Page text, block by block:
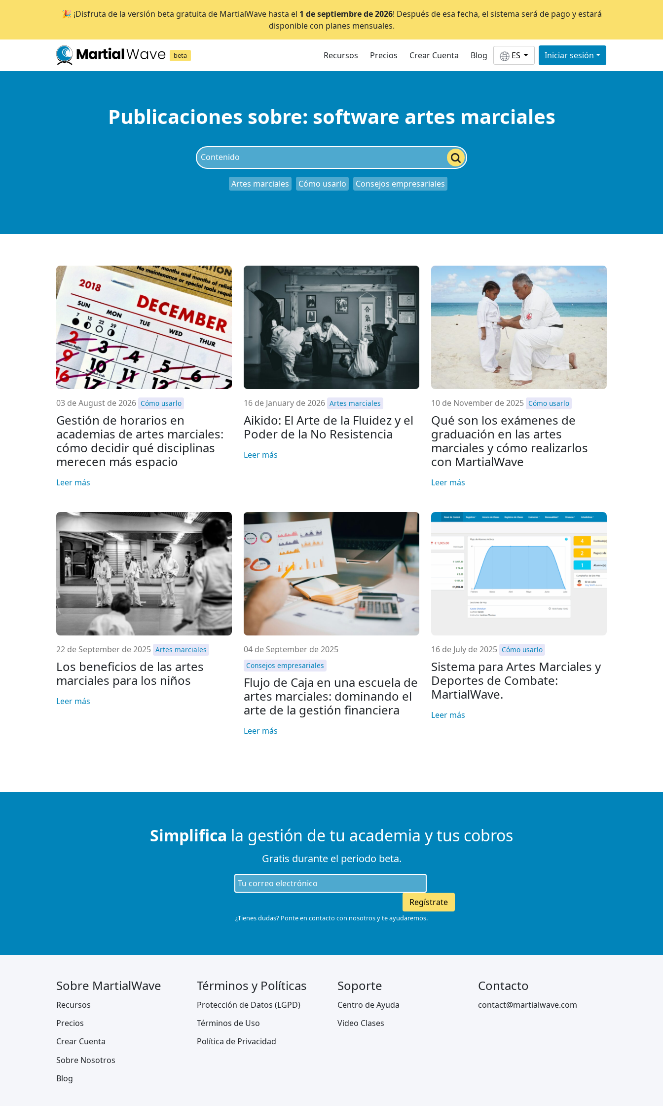
🎉 ¡Disfruta de la versión beta gratuita de MartialWave hasta el 1 de septiembre de 2026! Después de esa fecha, el sistema será de pago y estará
disponible con planes mensuales.
beta Recursos Precios Crear Cuenta Blog ES Iniciar sesión
Publicaciones sobre: software artes marciales
Artes marciales Cómo usarlo Consejos empresariales
03 de August de 2026 Cómo usarlo
Gestión de horarios en
academias de artes marciales:
cómo decidir qué disciplinas
merecen más espacio
Leer más
16 de January de 2026 Artes marciales
Aikido: El Arte de la Fluidez y el
Poder de la No Resistencia
Leer más
10 de November de 2025 Cómo usarlo
Qué son los exámenes de
graduación en las artes
marciales y cómo realizarlos
con MartialWave
Leer más
22 de September de 2025 Artes marciales
Los beneficios de las artes
marciales para los niños
Leer más
04 de September de 2025
Consejos empresariales
Flujo de Caja en una escuela de
artes marciales: dominando el
arte de la gestión financiera
Leer más
16 de July de 2025 Cómo usarlo
Sistema para Artes Marciales y
Deportes de Combate:
MartialWave.
Leer más
Simplifica la gestión de tu academia y tus cobros
Gratis durante el periodo beta.
Regístrate
¿Tienes dudas? Ponte en contacto con nosotros y te ayudaremos.
Sobre MartialWave
Recursos
Precios
Crear Cuenta
Sobre Nosotros
Blog
Términos y Políticas
Protección de Datos (LGPD)
Términos de Uso
Política de Privacidad
Soporte
Centro de Ayuda
Video Clases
Contacto
contact@martialwave.com